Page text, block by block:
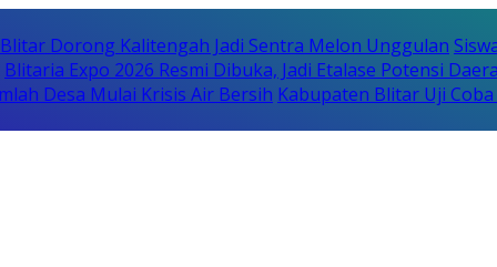
Dorong Kalitengah Jadi Sentra Melon Unggulan
Blitaria Expo 2026 Resmi Dibuka, Jadi Etalase Potensi
Desa Mulai Krisis Air Bersih Kabupaten Blitar Uji